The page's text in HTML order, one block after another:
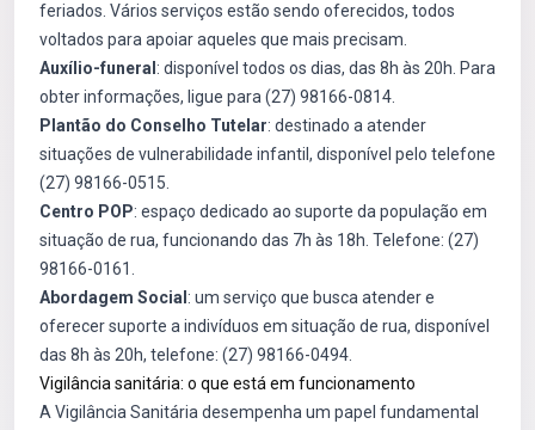
feriados. Vários serviços estão sendo oferecidos, todos
voltados para apoiar aqueles que mais precisam.
Auxílio-funeral : disponível todos os dias, das 8h às 20h. Para
obter informações, ligue para (27) 98166-0814.
Plantão do Conselho Tutelar: destinado a atender
situações de vulnerabilidade infantil, disponível pelo telefone
(27) 98166-0515.
Centro POP: espaço dedicado ao suporte da população em
situação de rua, funcionando das 7h às 18h. Telefone: (27)
98166-0161.
Abordagem Social : um serviço que busca atender e
oferecer suporte a indivíduos em situação de rua, disponível
das 8h às 20h, telefone: (27) 98166-0494.
Vigilância sanitária: o que está em funcionamento
A Vigilância Sanitária desempenha um papel fundamental